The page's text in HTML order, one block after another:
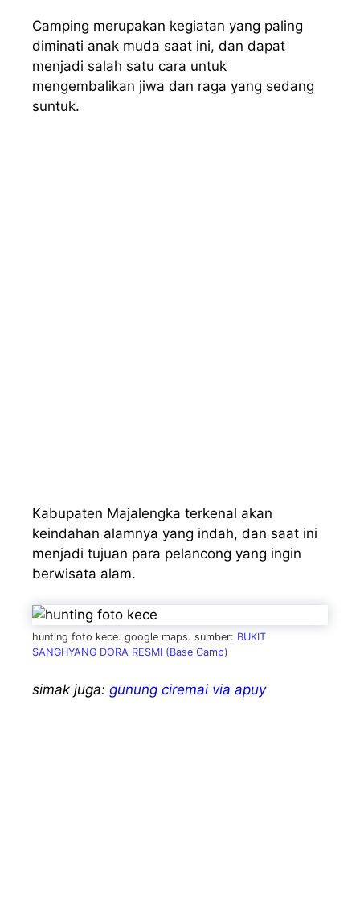
Camping merupakan kegiatan yang paling
diminati anak muda saat ini, dan dapat
menjadi salah satu cara untuk
mengembalikan jiwa dan raga yang sedang
suntuk.
Kabupaten Majalengka terkenal akan
keindahan alamnya yang indah, dan saat ini
menjadi tujuan para pelancong yang ingin
berwisata alam.
hunting foto kece. google maps. sumber: BUKIT
SANGHYANG DORA RESMI (Base Camp)
simak juga: gunung ciremai via apuy